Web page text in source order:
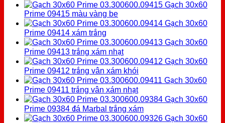
Gạch 30x60
Prime 09415 màu vàng be
Gạch 30x60
Prime 09414 xám trắng
Gạch 30x60
Prime 09413 trắng xám nhạt
Gạch 30x60
Prime 09412 trắng vân xám khói
Gạch 30x60
Prime 09411 trắng vân xám nhạt
Gạch 30x60
Prime 09384 đá Marbal trắng xám
Gạch 30x60